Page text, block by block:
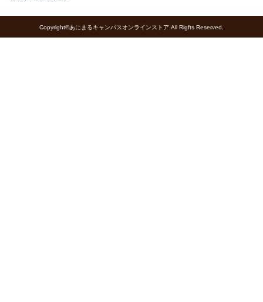
Copyright©あにまるキャンパスオンラインストア.All Rigfts Reserved.